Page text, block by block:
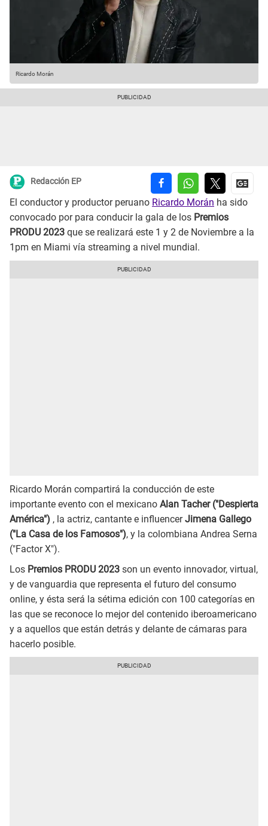
Ricardo Morán
Redacción EP
El conductor y productor peruano Ricardo Morán ha sido
convocado por para conducir la gala de los Premios
PRODU 2023 que se realizará este 1 y 2 de Noviembre a la
1pm en Miami vía streaming a nivel mundial.
Ricardo Morán compartirá la conducción de este
importante evento con el mexicano Alan Tacher ("Despierta
América") , la actriz, cantante e influencerJimena Gallego
("La Casa de los Famosos"), y la colombiana Andrea Serna
("Factor X").
Los Premios PRODU 2023 son un evento innovador, virtual,
y de vanguardia que representa el futuro del consumo
online, y ésta será la sétima edición con 100 categorías en
las que se reconoce lo mejor del contenido iberoamericano
y a aquellos que están detrás y delante de cámaras para
hacerlo posible.